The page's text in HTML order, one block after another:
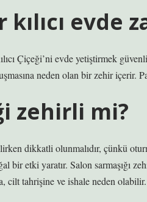
evde
Çiçeği’ni evde yetiştirmek
neden olan bir zehir içerir.
zehirli mi?
dikkatli olunmalıdır, çünkü
bir etki yaratır. Salon sarmaşığı
cilt tahrişine ve ishale neden olabilir.